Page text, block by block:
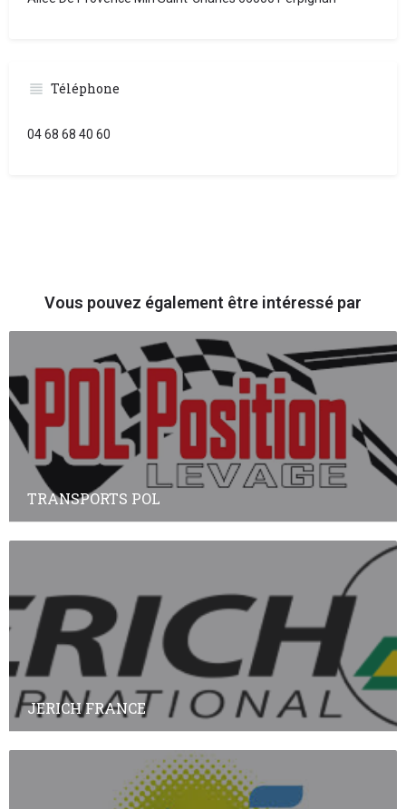
Téléphone
04 68 68 40 60
Vous pouvez également être intéressé par
TRANSPORTS POL
JERICH FRANCE